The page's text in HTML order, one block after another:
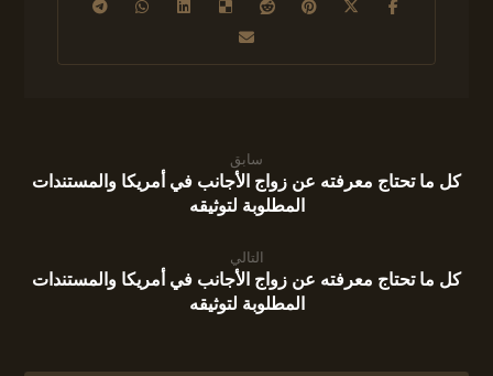
سابق
كل ما تحتاج معرفته عن زواج الأجانب في أمريكا والمستندات
المطلوبة لتوثيقه
التالي
كل ما تحتاج معرفته عن زواج الأجانب في أمريكا والمستندات
المطلوبة لتوثيقه